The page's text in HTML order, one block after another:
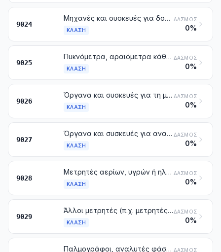
9024
Μηχανές και συσκευές για δοκιμές σκληρότητας, εφελκυσμού, συμπίεσης, ελαστικότητας ή άλλων μηχανικών ιδιοτήτων των υλικών (π.χ. μετάλλων, ξύλου, υφαντικών υλών, χαρτιού, πλαστικών υλών)
ΚΛΆΣΗ
ΔΑΣΜΌΣ
0%
9025
Πυκνόμετρα, αραιόμετρα κάθε είδους και παρόμοια όργανα που επιπλέουν, θερμόμετρα, πυρόμετρα, βαρόμετρα, υγρόμετρα και ψυχρόμετρα, που καταγράφουν ή όχι τα αποτελέσματα της μέτρησης, έστω και συνδυασμένα μεταξύ τους
ΚΛΆΣΗ
ΔΑΣΜΌΣ
0%
9026
Όργανα και συσκευές για τη μέτρηση ή τον έλεγχο της παροχής, της στάθμης, της πίεσης ή των άλλων μεταβλητών χαρακτηριστικών των υγρών ή των αερίων (π.χ. μετρητές παροχής, δείκτες στάθμης, μανόμετρα, μετρητές θερμότητας), με εξαίρεση τα όργανα και συσκευές των κλάσεων 9014, 9015, 9028 ή 9032
ΚΛΆΣΗ
ΔΑΣΜΌΣ
0%
9027
Όργανα και συσκευές για αναλύσεις φυσικές ή χημικές (π.χ. πολωσίμετρα, διαθλασίμετρα, φασματόμετρα, αναλυτές αερίων ή καπνών). Όργανα και συσκευές για δοκιμές του ιξώδους, του πορώδους, της διαστολής, της επιφανειακής τάσης ή παρόμοια για μετρήσεις θερμίδων, ακουστικής ή έντασης φωτός (στα οποία περιλαμβάνονται και οι μετρητές του χρόνου της στάσης για φωτογράφηση). Μικροτόμοι
ΚΛΆΣΗ
ΔΑΣΜΌΣ
0%
9028
Μετρητές αερίων, υγρών ή ηλεκτρισμού, στους οποίους περιλαμβάνονται και οι μετρητές για τη μέτρηση άλλων μετρητών
ΚΛΆΣΗ
ΔΑΣΜΌΣ
0%
9029
Άλλοι μετρητές (π.χ. μετρητές στροφών, μετρητές παραγωγής, ταξίμετρα, μετρητές της απόστασης που έχει διανυθεί, βηματόμετρα). Συσκευές ένδειξης της ταχύτητας και ταχύμετρα, άλλα από εκείνα των κλάσεων 9014 ή 9015. Στροβοσκόπια
ΚΛΆΣΗ
ΔΑΣΜΌΣ
0%
Παλμογράφοι, αναλυτές φάσματος και άλλα όργανα και συσκευές για τη μέτρηση ή τον έλεγχο των ηλεκτρικών μεγεθών, με εξαίρεση τους μετρητές της κλάσης 9028. Όργανα και συσκευές για τη μέτρηση ή ανίχνευση των ακτινοβολιών άλφα, βήτα, γάμα, X, κοσμικών ή άλλων ακτινοβολιών ιονισμού ΔΑΣΜΌΣ